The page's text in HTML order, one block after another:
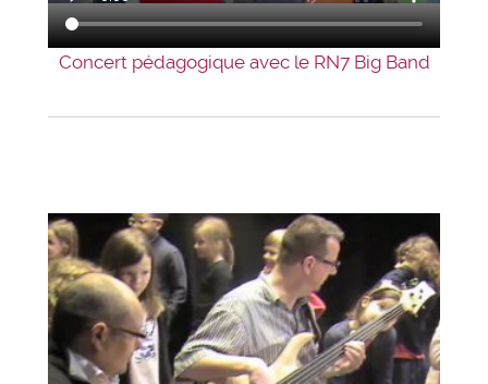
Concert pédagogique avec le RN7 Big Band